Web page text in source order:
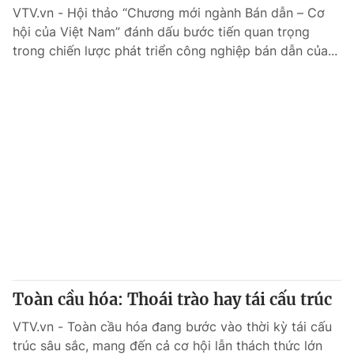
VTV.vn - Hội thảo “Chương mới ngành Bán dẫn – Cơ
hội của Việt Nam” đánh dấu bước tiến quan trọng
trong chiến lược phát triển công nghiệp bán dẫn của...
Toàn cầu hóa: Thoái trào hay tái cấu trúc
VTV.vn - Toàn cầu hóa đang bước vào thời kỳ tái cấu
trúc sâu sắc, mang đến cả cơ hội lẫn thách thức lớn